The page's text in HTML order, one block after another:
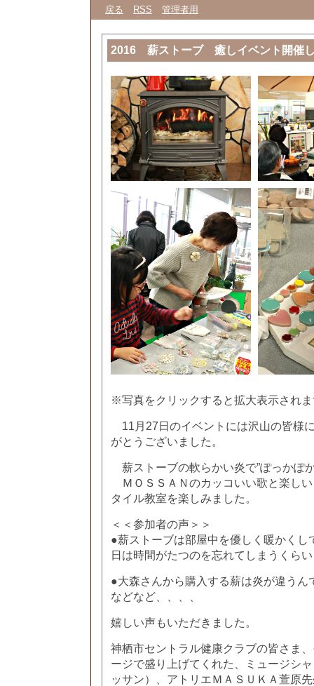
戻る RSS 管理者用
2016 薪ストーブ 癒しイベント開催
※写真をクリックすると拡大表示され
11月27日のイベントには沢山の皆様
がとうございました。
薪ストーブの軟らかい炎で”ぽっかぽ
ＭＯＳＳＡＮのカッコいい歌と楽し
タイル教室を楽しみました。
＜＜参加者の声＞＞
●薪ストーブは部屋中を優しく暖かくし
日は時間がたつのを忘れてしまうくら
●大森さんから購入する薪は炎が違うん
などなど、、、、
嬉しい声もいただきました。
神栖市セントラル健康クラブの皆さま
ージで盛り上げてくれた、ミュージシ
ッサン）、アトリエＭＡＳＵＫＡ萱原